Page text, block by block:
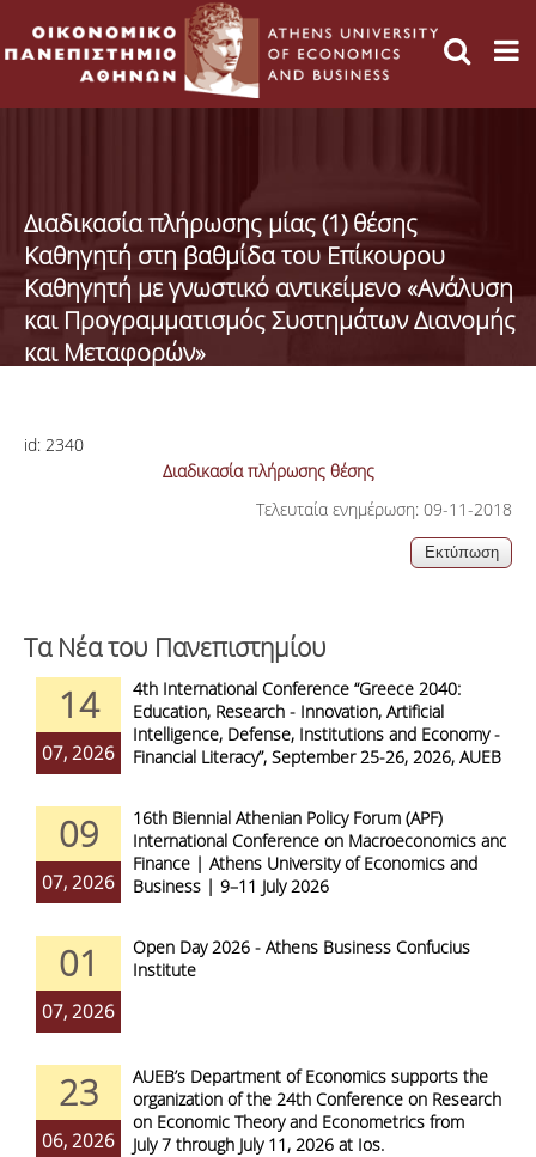
Διαδικασία πλήρωσης μίας (1) θέσης
Καθηγητή στη βαθμίδα του Επίκουρου
Καθηγητή με γνωστικό αντικείμενο «Ανάλυση
και Προγραμματισμός Συστημάτων Διανομής
και Μεταφορών»
id: 2340
Διαδικασία πλήρωσης θέσης
Τελευταία ενημέρωση: 09-11-2018
Τα Νέα του Πανεπιστημίου
14
07, 2026
4th International Conference “Greece 2040:
Education, Research - Innovation, Artificial
Intelligence, Defense, Institutions and Economy -
Financial Literacy”, September 25-26, 2026, AUEB
09
07, 2026
16th Biennial Athenian Policy Forum (APF)
International Conference on Macroeconomics and
Finance | Athens University of Economics and
Business | 9–11 July 2026
01
07, 2026
Open Day 2026 - Athens Business Confucius
Institute
23
06, 2026
AUEB’s Department of Economics supports the
organization of the 24th Conference on Research
on Economic Theory and Econometrics from
July 7 through July 11, 2026 at Ios.